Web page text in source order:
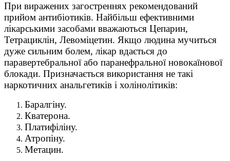
При виражених загостреннях рекомендований
прийом антибіотиків. Найбільш ефективними
лікарськими засобами вважаються Цепарин,
Тетрациклін, Левоміцетин. Якщо людина мучиться
дуже сильним болем, лікар вдається до
паравертебральної або паранефральної новокаїнової
блокади. Призначається використання не такі
наркотичних анальгетиків і холінолітиків:
Баралгіну.
Кватерона.
Платифіліну.
Атропіну.
Метацин.